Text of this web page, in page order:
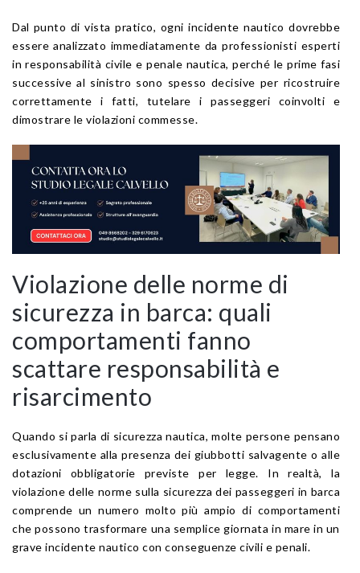
Dal punto di vista pratico, ogni incidente nautico dovrebbe
essere analizzato immediatamente da professionisti esperti
in responsabilità civile e penale nautica, perché le prime fasi
successive al sinistro sono spesso decisive per ricostruire
correttamente i fatti, tutelare i passeggeri coinvolti e
dimostrare le violazioni commesse.
Violazione delle norme di
sicurezza in barca: quali
comportamenti fanno
scattare responsabilità e
risarcimento
Quando si parla di sicurezza nautica, molte persone pensano
esclusivamente alla presenza dei giubbotti salvagente o alle
dotazioni obbligatorie previste per legge. In realtà, la
violazione delle norme sulla sicurezza dei passeggeri in barca
comprende un numero molto più ampio di comportamenti
che possono trasformare una semplice giornata in mare in un
grave incidente nautico con conseguenze civili e penali.